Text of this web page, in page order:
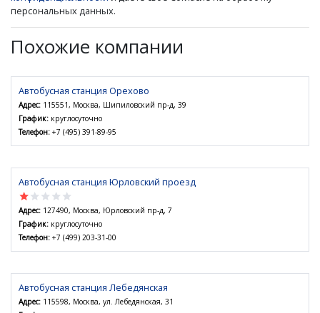
персональных данных.
Похожие компании
Автобусная станция Орехово
Адрес: 115551, Москва, Шипиловский пр-д, 39
График: круглосуточно
Телефон: +7 (495) 391-89-95
Автобусная станция Юрловский проезд
star
star
star
star
star
Адрес: 127490, Москва, Юрловский пр-д, 7
График: круглосуточно
Телефон: +7 (499) 203-31-00
Автобусная станция Лебедянская
Адрес: 115598, Москва, ул. Лебедянская, 31